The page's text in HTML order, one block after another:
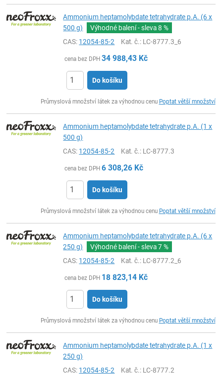
Ammonium heptamolybdate tetrahydrate p.A. (6 x
500 g)
Výhodné balení - sleva8 %
CAS: 12054-85-2 Kat. č.: LC-8777.3_6
cena bez DPH 34 988,43 Kč
Do košíku
Průmyslová množství látek za výhodnou cenu Poptat větší množství
Ammonium heptamolybdate tetrahydrate p.A. (1 x
500 g)
CAS: 12054-85-2 Kat. č.: LC-8777.3
cena bez DPH 6 308,26 Kč
Do košíku
Průmyslová množství látek za výhodnou cenu Poptat větší množství
Ammonium heptamolybdate tetrahydrate p.A. (6 x
250 g)
Výhodné balení - sleva7 %
CAS: 12054-85-2 Kat. č.: LC-8777.2_6
cena bez DPH 18 823,14 Kč
Do košíku
Průmyslová množství látek za výhodnou cenu Poptat větší množství
Ammonium heptamolybdate tetrahydrate p.A. (1 x
250 g)
CAS: 12054-85-2 Kat. č.: LC-8777.2